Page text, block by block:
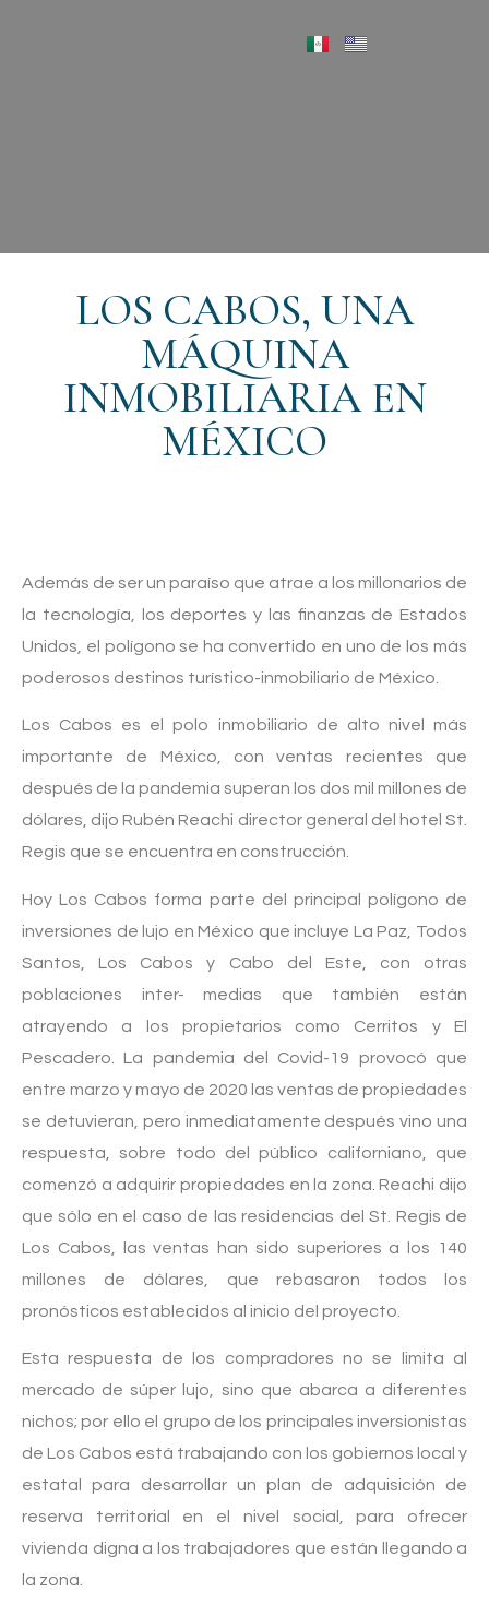
LOS CABOS, UNA
MÁQUINA
INMOBILIARIA EN
MÉXICO
Además de ser un paraíso que atrae a los millonarios de
la tecnología, los deportes y las finanzas de Estados
Unidos, el polígono se ha convertido en uno de los más
poderosos destinos turístico-inmobiliario de México.
Los Cabos es el polo inmobiliario de alto nivel más
importante de México, con ventas recientes que
después de la pandemia superan los dos mil millones de
dólares, dijo Rubén Reachi director general del hotel St.
Regis que se encuentra en construcción.
Hoy Los Cabos forma parte del principal polígono de
inversiones de lujo en México que incluye La Paz, Todos
Santos, Los Cabos y Cabo del Este, con otras
poblaciones inter- medias que también están
atrayendo a los propietarios como Cerritos y El
Pescadero. La pandemia del Covid-19 provocó que
entre marzo y mayo de 2020 las ventas de propiedades
se detuvieran, pero inmediatamente después vino una
respuesta, sobre todo del público californiano, que
comenzó a adquirir propiedades en la zona. Reachi dijo
que sólo en el caso de las residencias del St. Regis de
Los Cabos, las ventas han sido superiores a los 140
millones de dólares, que rebasaron todos los
pronósticos establecidos al inicio del proyecto.
Esta respuesta de los compradores no se limita al
mercado de súper lujo, sino que abarca a diferentes
nichos; por ello el grupo de los principales inversionistas
de Los Cabos está trabajando con los gobiernos local y
estatal para desarrollar un plan de adquisición de
reserva territorial en el nivel social, para ofrecer
vivienda digna a los trabajadores que están llegando a
la zona.